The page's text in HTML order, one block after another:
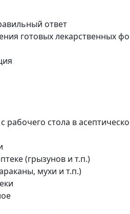
ответ
готовых лекарственных
рабочего стола в
(грызунов и т.п.)
мухи и т.п.)